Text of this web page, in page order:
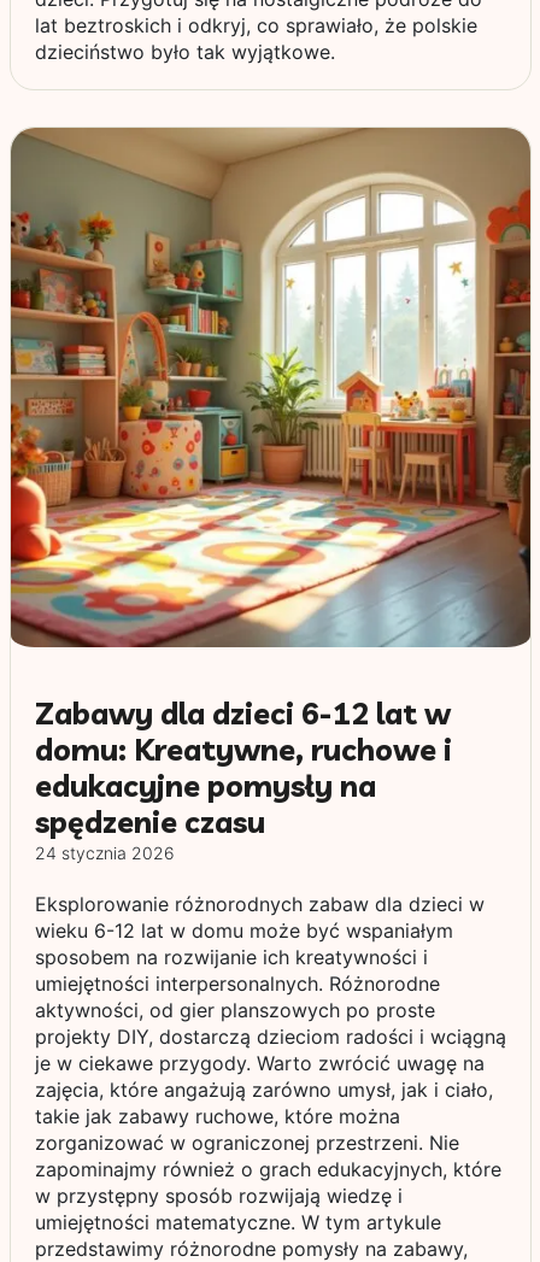
lat beztroskich i odkryj, co sprawiało, że polskie
dzieciństwo było tak wyjątkowe.
Zabawy dla dzieci 6-12 lat w
domu: Kreatywne, ruchowe i
edukacyjne pomysły na
spędzenie czasu
24 stycznia 2026
Eksplorowanie różnorodnych zabaw dla dzieci w
wieku 6-12 lat w domu może być wspaniałym
sposobem na rozwijanie ich kreatywności i
umiejętności interpersonalnych. Różnorodne
aktywności, od gier planszowych po proste
projekty DIY, dostarczą dzieciom radości i wciągną
je w ciekawe przygody. Warto zwrócić uwagę na
zajęcia, które angażują zarówno umysł, jak i ciało,
takie jak zabawy ruchowe, które można
zorganizować w ograniczonej przestrzeni. Nie
zapominajmy również o grach edukacyjnych, które
w przystępny sposób rozwijają wiedzę i
umiejętności matematyczne. W tym artykule
przedstawimy różnorodne pomysły na zabawy,